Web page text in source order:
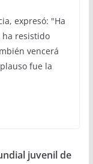
expresó: "Ha
ha resistido
vencerá
fue la
juvenil de